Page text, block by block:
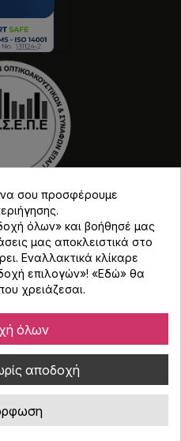
τιμές περιλαμβάνουν
να σου προσφέρουμε
όλων» και βοήθησέ μας
μας αποκλειστικά στο
Εναλλακτικά κλίκαρε
επιλογών»! «Εδώ» θα
χρειάζεσαι.
όλων
αποδοχή